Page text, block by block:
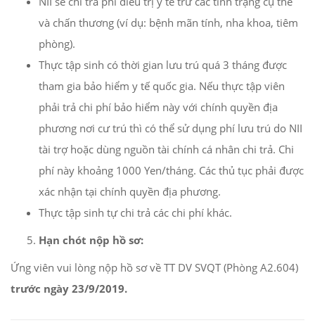
và chấn thương (ví dụ: bệnh mãn tính, nha khoa, tiêm
phòng).
Thực tập sinh có thời gian lưu trú quá 3 tháng được
tham gia bảo hiểm y tế quốc gia. Nếu thực tập viên
phải trả chi phí bảo hiểm này với chính quyền địa
phương nơi cư trú thì có thể sử dụng phí lưu trú do NII
tài trợ hoặc dùng nguồn tài chính cá nhân chi trả. Chi
phí này khoảng 1000 Yen/tháng. Các thủ tục phải được
xác nhận tại chính quyền địa phương.
Thực tập sinh tự chi trả các chi phí khác.
Hạn chót nộp hồ sơ:
Ứng viên vui lòng nộp hồ sơ về TT DV SVQT (Phòng A2.604)
trước ngày 23/9/2019.